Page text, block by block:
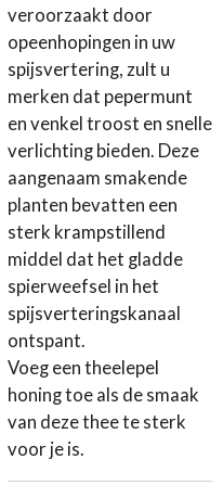
veroorzaakt door
opeenhopingen in uw
spijsvertering, zult u
merken dat pepermunt
en venkel troost en snelle
verlichting bieden. Deze
aangenaam smakende
planten bevatten een
sterk krampstillend
middel dat het gladde
spierweefsel in het
spijsverteringskanaal
ontspant.
Voeg een theelepel
honing toe als de smaak
van deze thee te sterk
voor je is.